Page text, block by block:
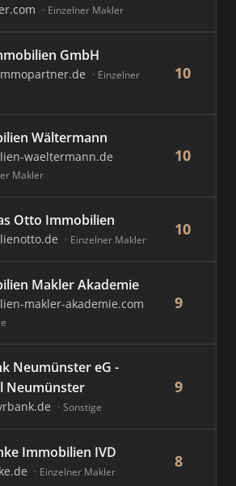
Einzelner Makler
GmbH
Einzelner
10
Wältermann
waeltermann.de
Makler
10
Otto Immobilien
Einzelner Makler
10
Makler Akademie
makler-akademie.com 9
Neumünster eG -
Neumünster
Sonstige
9
Immobilien IVD
Einzelner Makler
8